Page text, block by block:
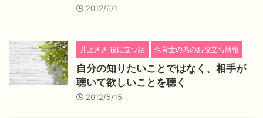
2012/6/1
井上きき 役に立つ話 保育士の為のお役立ち情報
自分の知りたいことではなく、相手が
聴いて欲しいことを聴く
2012/5/15